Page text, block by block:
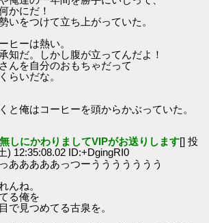
かにだ！
いをつけて立ち上がっていた。
ヒーは熱い。
知だ。しかし腹が立ってんだよ！
んを自分のおもちゃだって
らいだな。
と俺はコーヒーを頭からかぶっていた。
しにかわりましてVIPがお送りします[] 投
) 12:35:08.02 ID:+DgingRI0
あああああっつーううううううう
んね。
る俺を
で見つめてる古泉を。